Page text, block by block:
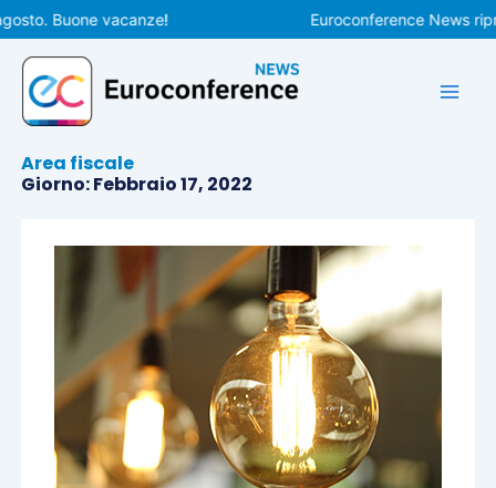
Vai
al
contenuto
Buone vacanze! Euroconference News
Area fiscale
Giorno: Febbraio 17, 2022